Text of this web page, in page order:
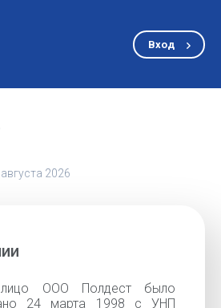
Вход
2026
лицо ООО Полдест было
24 марта 1998 с УНП